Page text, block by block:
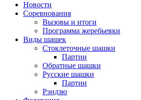
Новости
Соревнования
Вызовы и итоги
Программа жеребьевки
Виды шашек
Стоклеточные шашки
Партии
Обратные шашки
Русские шашки
Партии
Рэндзю